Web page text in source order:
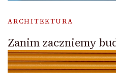
ARCHITEKTURA
Zanim zaczniemy